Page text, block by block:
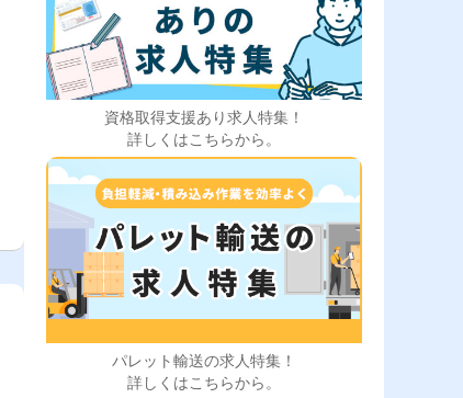
資格取得支援あり求人特集！
詳しくはこちらから。
パレット輸送の求人特集！
詳しくはこちらから。